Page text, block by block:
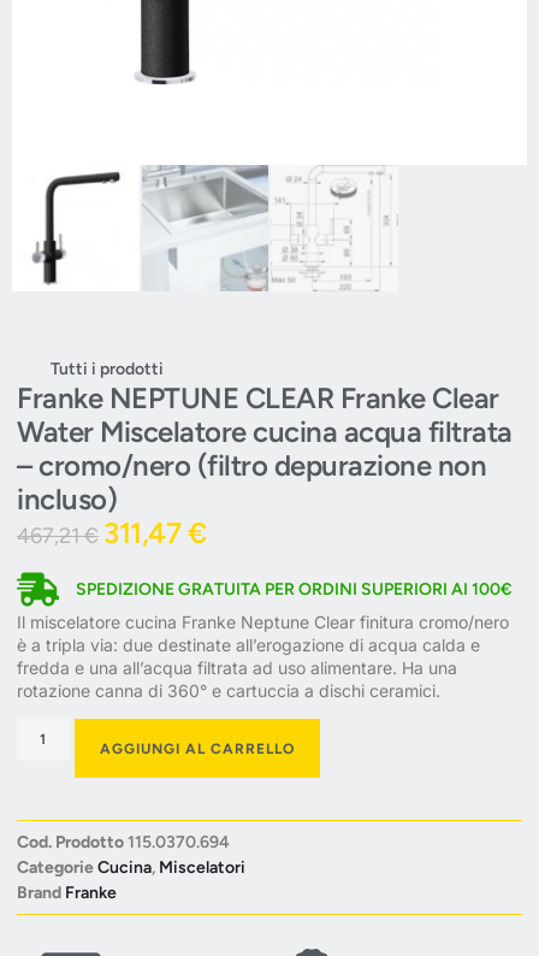
Tutti i prodotti
Franke NEPTUNE CLEAR Franke Clear
Water Miscelatore cucina acqua filtrata
– cromo/nero (filtro depurazione non
incluso)
467,21€ 311,47€
SPEDIZIONE GRATUITA PER ORDINI SUPERIORI AI 100€
Il miscelatore cucina Franke Neptune Clear finitura cromo/nero
è a tripla via: due destinate all’erogazione di acqua calda e
fredda e una all’acqua filtrata ad uso alimentare. Ha una
rotazione canna di 360° e cartuccia a dischi ceramici.
AGGIUNGI AL CARRELLO
Cod. Prodotto115.0370.694
CategorieCucina, Miscelatori
Brand Franke